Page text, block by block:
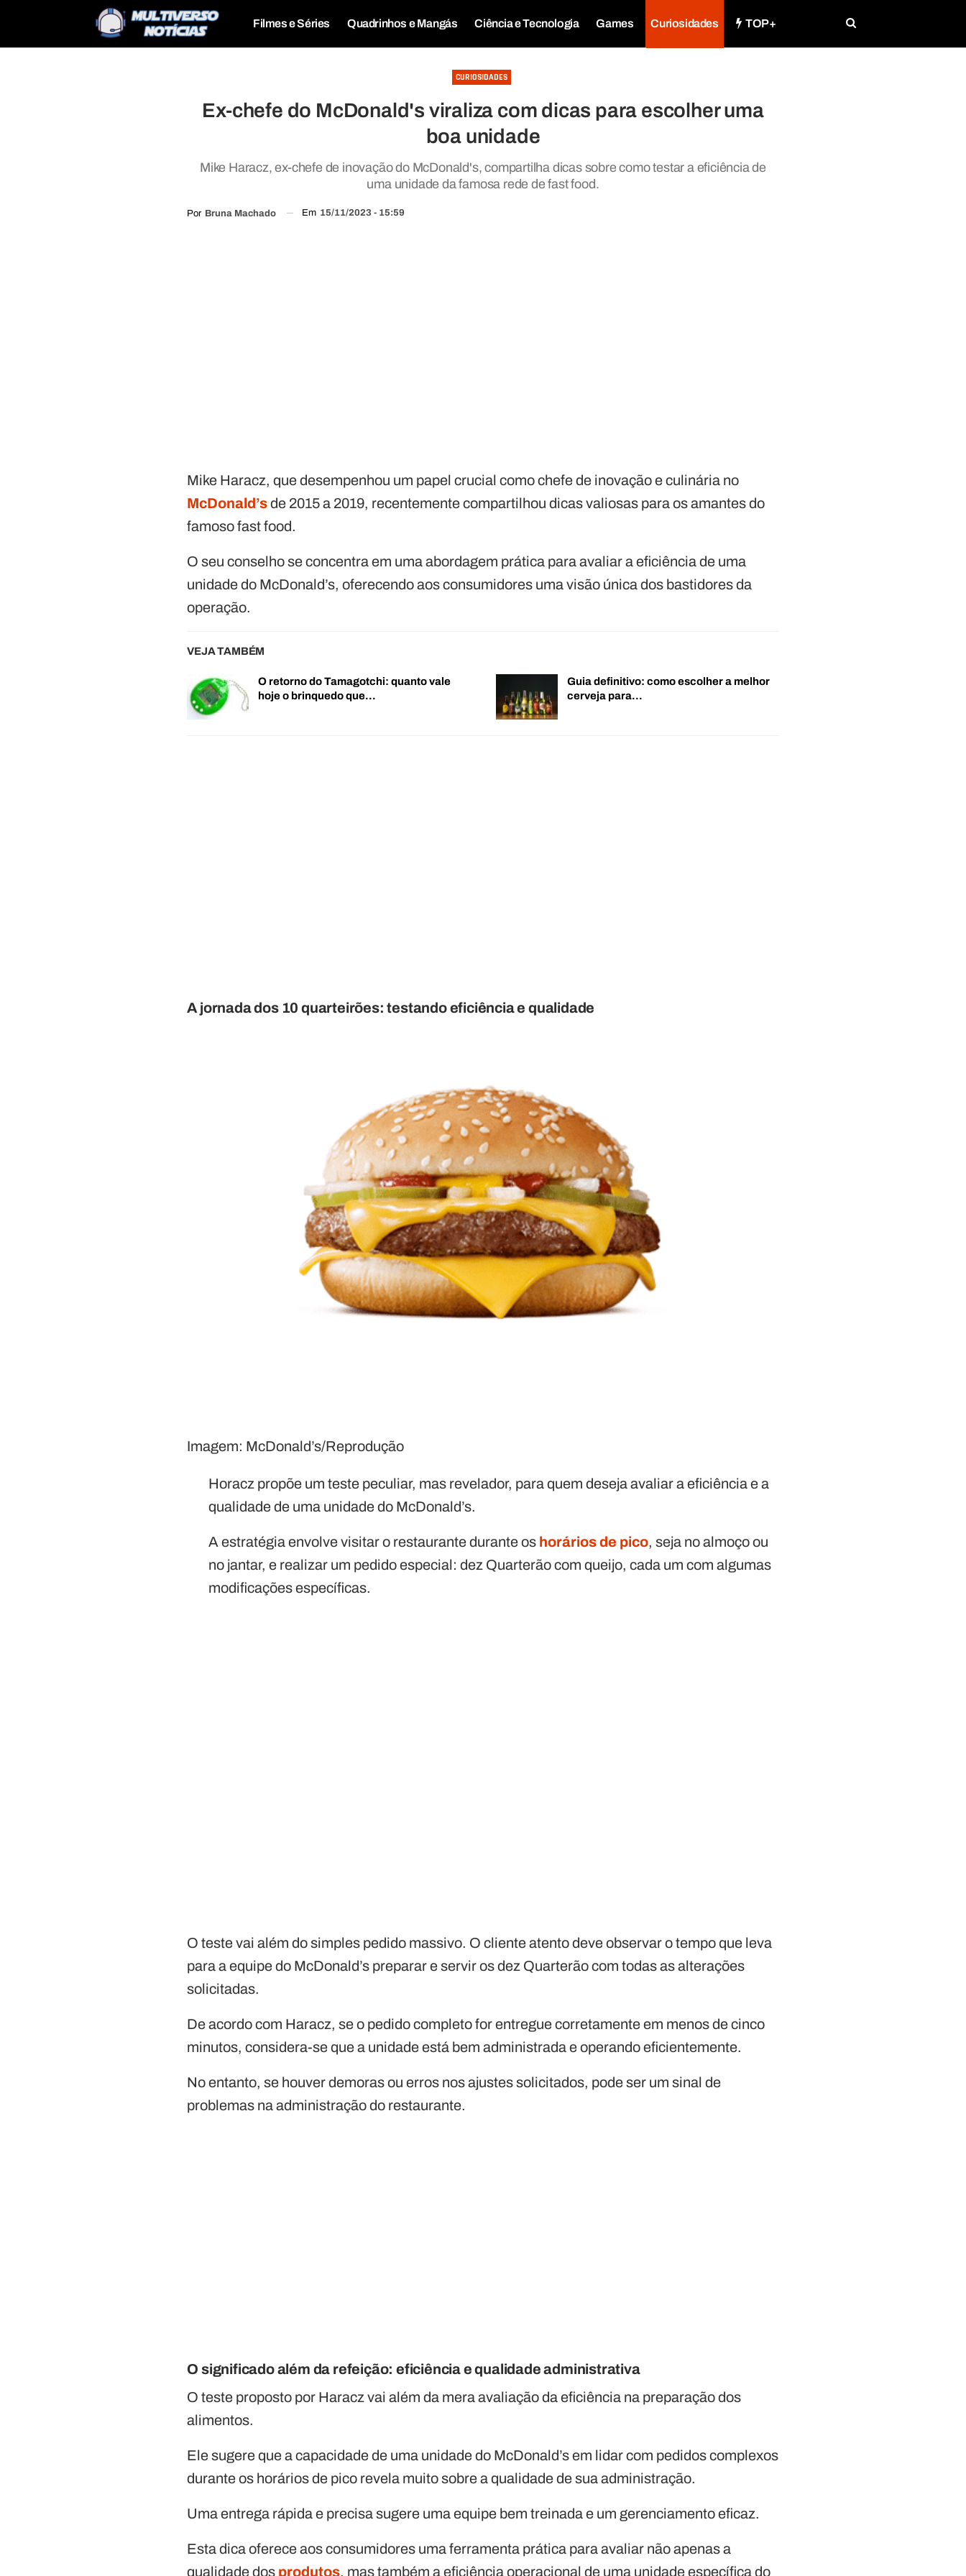
Filmes e Séries Quadrinhos e Mangás Ciência e Tecnologia Games Curiosidades TOP+
CURIOSIDADES
Ex-chefe do McDonald's viraliza com dicas para escolher uma
boa unidade
Mike Haracz, ex-chefe de inovação do McDonald's, compartilha dicas sobre como testar a eficiência de
uma unidade da famosa rede de fast food.
Por Bruna Machado Em 15/11/2023 - 15:59
Mike Haracz, que desempenhou um papel crucial como chefe de inovação e culinária no
McDonald’sde 2015 a 2019, recentemente compartilhou dicas valiosas para os amantes do
famoso fast food.
O seu conselho se concentra em uma abordagem prática para avaliar a eficiência de uma
unidade do McDonald’s, oferecendo aos consumidores uma visão única dos bastidores da
operação.
VEJA TAMBÉM
O retorno do Tamagotchi: quanto vale
hoje o brinquedo que…
Guia definitivo: como escolher a melhor
cerveja para…
A jornada dos 10 quarteirões: testando eficiência e qualidade
Imagem: McDonald’s/Reprodução
Horacz propõe um teste peculiar, mas revelador, para quem deseja avaliar a eficiência e a
qualidade de uma unidade do McDonald’s.
A estratégia envolve visitar o restaurante durante os horários de pico, seja no almoço ou
no jantar, e realizar um pedido especial: dez Quarterão com queijo, cada um com algumas
modificações específicas.
O teste vai além do simples pedido massivo. O cliente atento deve observar o tempo que leva
para a equipe do McDonald’s preparar e servir os dez Quarterão com todas as alterações
solicitadas.
De acordo com Haracz, se o pedido completo for entregue corretamente em menos de cinco
minutos, considera-se que a unidade está bem administrada e operando eficientemente.
No entanto, se houver demoras ou erros nos ajustes solicitados, pode ser um sinal de
problemas na administração do restaurante.
O significado além da refeição: eficiência e qualidade administrativa
O teste proposto por Haracz vai além da mera avaliação da eficiência na preparação dos
alimentos.
Ele sugere que a capacidade de uma unidade do McDonald’s em lidar com pedidos complexos
durante os horários de pico revela muito sobre a qualidade de sua administração.
Uma entrega rápida e precisa sugere uma equipe bem treinada e um gerenciamento eficaz.
Esta dica oferece aos consumidores uma ferramenta prática para avaliar não apenas a
qualidade dos produtos, mas também a eficiência operacional de uma unidade específica do